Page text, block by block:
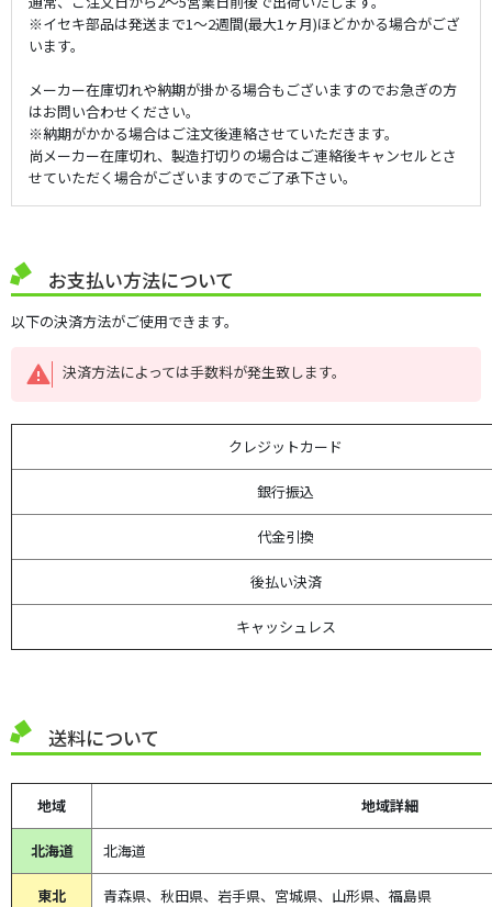
※イセキ部品は発送まで1～2週間(最大1ヶ月)ほどかかる場合がござ
います。
メーカー在庫切れや納期が掛かる場合もございますのでお急ぎの方
はお問い合わせください。
※納期がかかる場合はご注文後連絡させていただきます。
尚メーカー在庫切れ、製造打切りの場合はご連絡後キャンセルとさ
せていただく場合がございますのでご了承下さい。
お支払い方法について
以下の決済方法がご使用できます。
決済方法によっては手数料が発生致します。
クレジットカード
銀行振込
代金引換
後払い決済
キャッシュレス
送料について
地域 地域詳細
北海道 北海道
東北 青森県、 秋田県、 岩手県、宮城県、山形県、福島県